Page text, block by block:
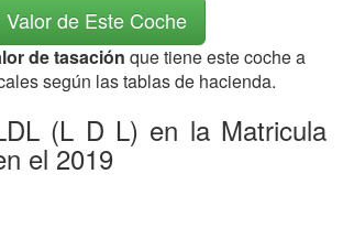
Valor de Este Coche
de tasación que tiene este coche a
según las tablas de hacienda.
(L D L) en la Matricula
el 2019